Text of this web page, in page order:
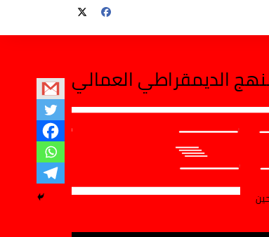
الديمقراطي العمالي